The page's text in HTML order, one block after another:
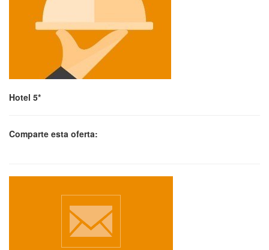
Hotel 5*
Comparte esta oferta: